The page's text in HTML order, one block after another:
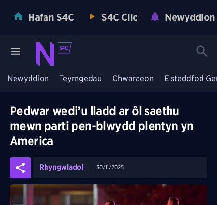
Hafan S4C S4C Clic Newyddion
Newyddion Teyrngedau Chwaraeon Eisteddfod
Pedwar wedi’u lladd ar ôl saethu
mewn parti pen-blwydd plentyn yn
America
Rhyngwladol 30/11/2025